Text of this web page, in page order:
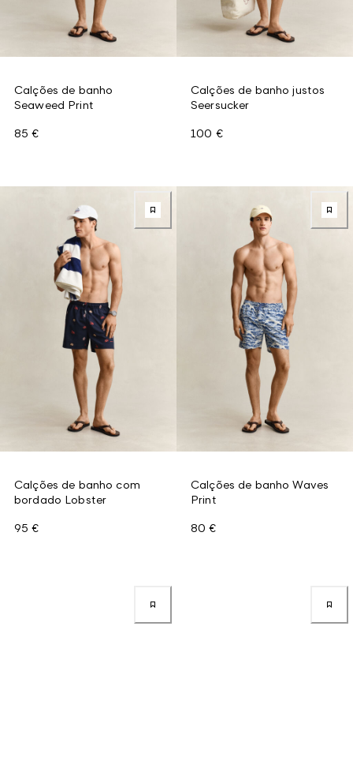
Calções de banho
Seaweed Print
85 €
Calções de banho justos
Seersucker
100 €
Calções de banho com
bordado Lobster
95 €
Calções de banho Waves
Print
80 €